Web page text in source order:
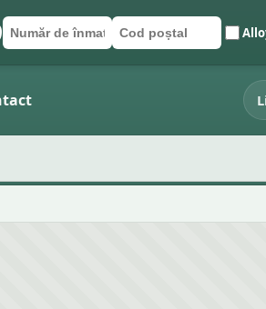
Număr de înmatriculare
Cod poștal
Trimite formularul